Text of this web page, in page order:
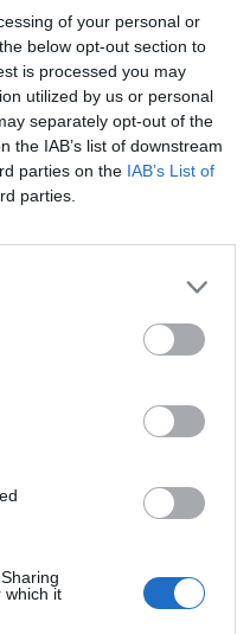
of your personal or
below opt-out section to
is processed you may
utilized by us or personal
separately opt-out of the
the IAB’s list of downstream
parties on the IAB’s List of
parties.
which it